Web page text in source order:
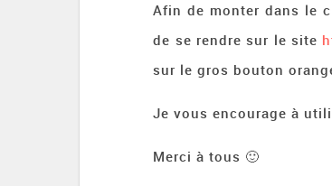
Afin de monter dans le
de se rendre sur le site
sur le gros bouton
Je vous encourage à
Merci à tous 🙂